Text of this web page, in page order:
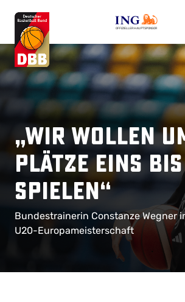
OFFIZIELLER HAUPTSPONSOR
„Wir wollen
Plätze eins
spielen“
Bundestrainerin Constanze Wegner
U20-Europameisterschaft